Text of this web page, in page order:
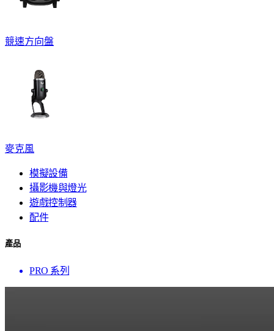
競速方向盤
麥克風
模擬設備
攝影機與燈光
遊戲控制器
配件
產品
PRO 系列